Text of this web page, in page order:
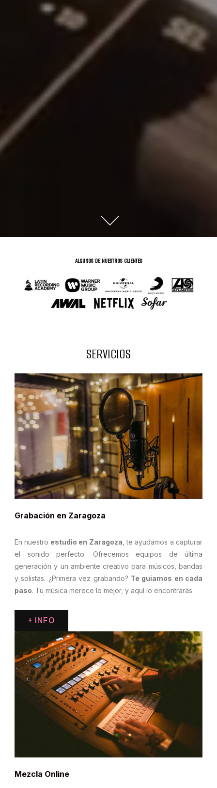
ALGUNOS DE NUESTROS CLIENTES
SERVICIOS
Grabación en Zaragoza
En nuestro estudio en Zaragoza, te ayudamos a capturar
el sonido perfecto. Ofrecemos equipos de última
generación y un ambiente creativo para músicos, bandas
y solistas. ¿Primera vez grabando? Te guiamos en cada
paso. Tu música merece lo mejor, y aquí lo encontrarás.
+ INFO
Mezcla Online